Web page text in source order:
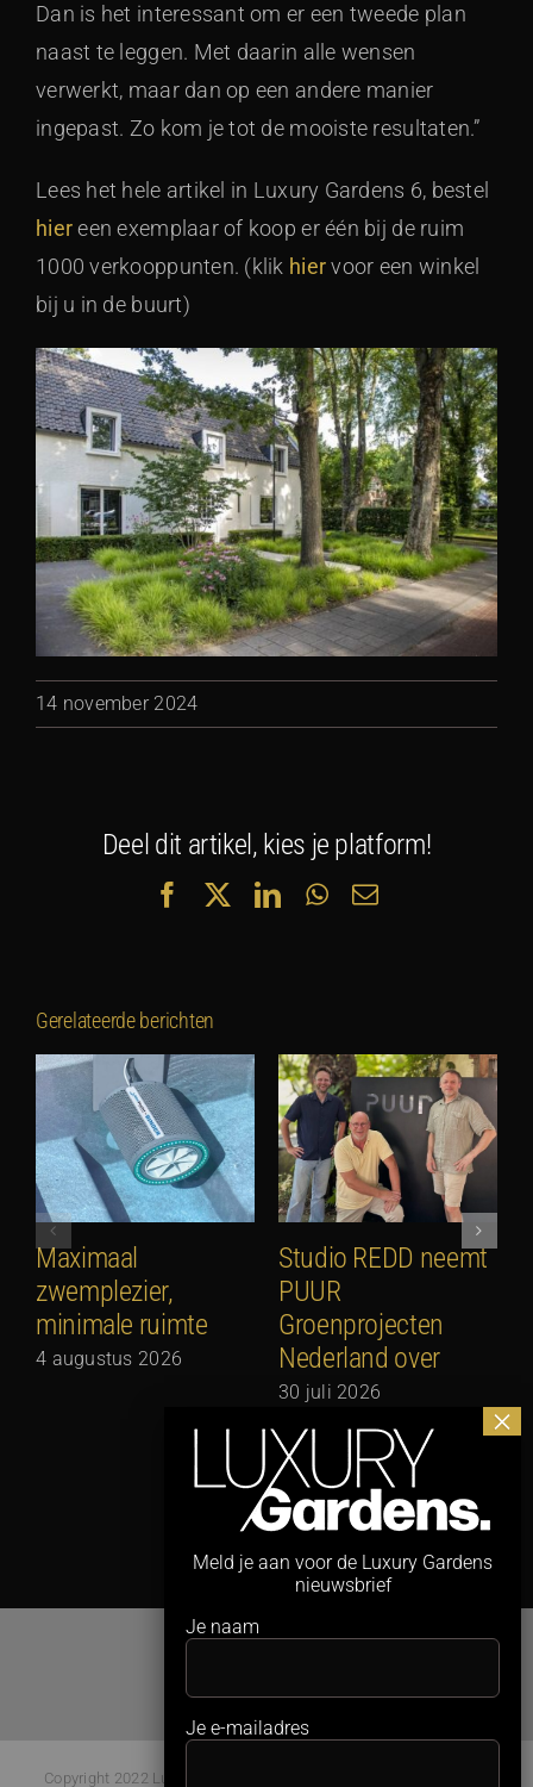
Dan is het interessant om er een tweede plan
naast te leggen. Met daarin alle wensen
verwerkt, maar dan op een andere manier
ingepast. Zo kom je tot de mooiste resultaten.”
Lees het hele artikel in Luxury Gardens 6, bestel
hiereen exemplaar of koop er één bij de ruim
1000 verkooppunten. (klik hiervoor een winkel
bij u in de buurt)
14 november 2024
Deel dit artikel, kies je platform!
FacebookLinkedInWhatsApp
E-
Gerelateerde berichten
Maximaal
zwemplezier,
minimale ruimte
4 augustus 2026
Studio REDD neemt
PUUR
Groenprojecten
Nederland over
30 juli 2026
Copyright 2022 Luxury Gardens Magazine | All Rights Reserved |
Meld je aan voor de Luxury Gardens
nieuwsbrief
Je naam
Je e-mailadres